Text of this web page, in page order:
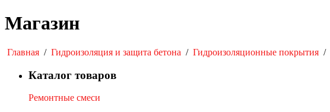
Магазин
Главная / Гидроизоляция и защита бетона / Гидроизоляционные покрытия /
Каталог товаров
Ремонтные смеси